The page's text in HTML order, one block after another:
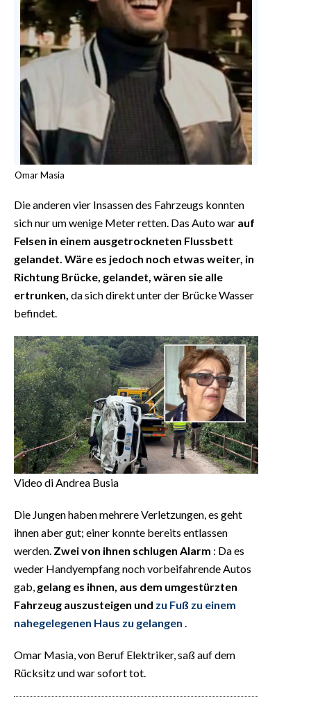
Omar Masia
Die anderen vier Insassen des Fahrzeugs konnten
sich nur um wenige Meter retten. Das Auto war auf
Felsen in einem ausgetrockneten Flussbett
gelandet. Wäre es jedoch noch etwas weiter, in
Richtung Brücke, gelandet, wären sie alle
ertrunken, da sich direkt unter der Brücke Wasser
befindet.
Video di Andrea Busia
Die Jungen haben mehrere Verletzungen, es geht
ihnen aber gut; einer konnte bereits entlassen
werden. Zwei von ihnen schlugen Alarm : Da es
weder Handyempfang noch vorbeifahrende Autos
gab, gelang es ihnen, aus dem umgestürzten
Fahrzeug auszusteigen und zu Fuß zu einem
nahegelegenen Haus zu gelangen .
Omar Masia, von Beruf Elektriker, saß auf dem
Rücksitz und war sofort tot.